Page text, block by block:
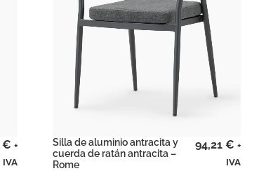
€ +
IVA
Silla de aluminio antracita y
cuerda de ratán antracita –
Rome
94,21 € +
IVA